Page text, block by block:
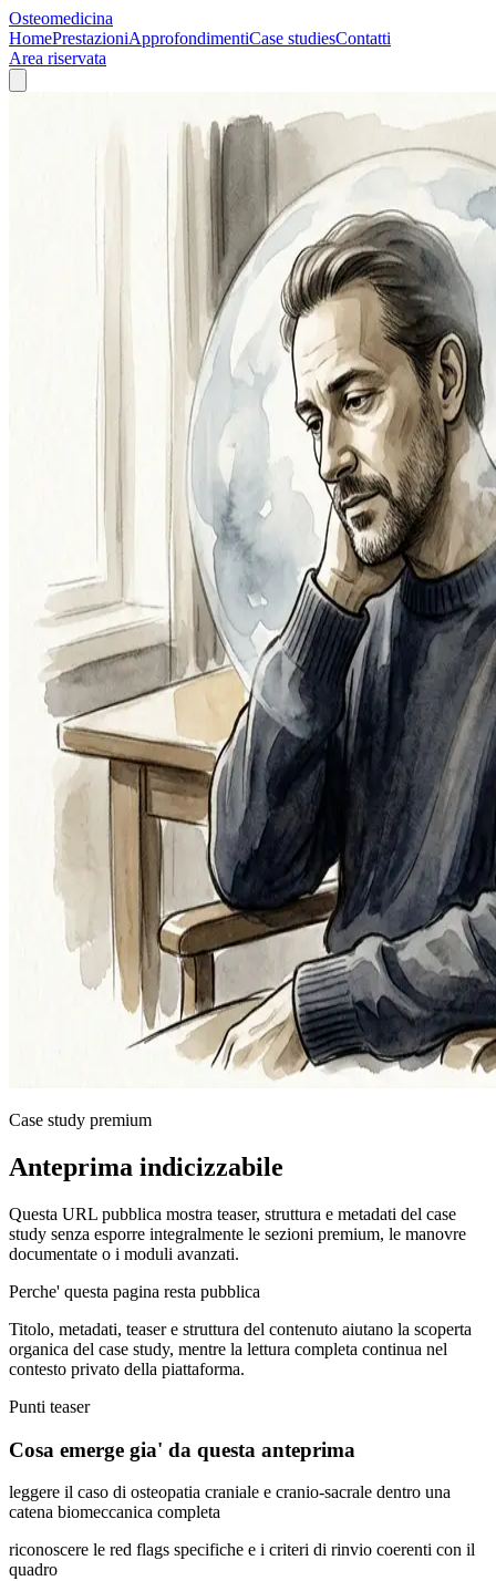
Osteomedicina
HomePrestazioniApprofondimentiCase studiesContatti
Area riservata
Case study premium
Anteprima indicizzabile
Questa URL pubblica mostra teaser, struttura e metadati del case
study senza esporre integralmente le sezioni premium, le manovre
documentate o i moduli avanzati.
Perche' questa pagina resta pubblica
Titolo, metadati, teaser e struttura del contenuto aiutano la scoperta
organica del case study, mentre la lettura completa continua nel
contesto privato della piattaforma.
Punti teaser
Cosa emerge gia' da questa anteprima
leggere il caso di osteopatia craniale e cranio-sacrale dentro una
catena biomeccanica completa
riconoscere le red flags specifiche e i criteri di rinvio coerenti con il
quadro